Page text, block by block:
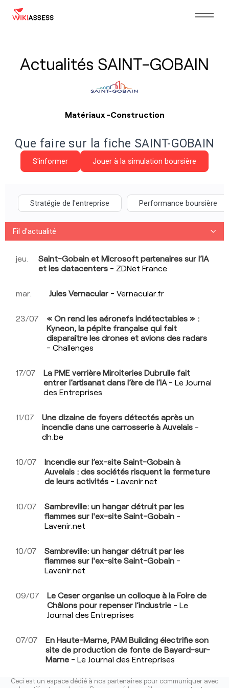
Actualités SAINT-GOBAIN
Matériaux -Construction
Que faire sur la fiche SAINT-GOBAIN
S'informer Jouer à la simulation boursière
Stratégie de l'entreprise Performance boursière
Performance boursière
Évaluation de l'entreprise
Fil d'actualité
Consulter les avis
Consulter les articles
jeu.
Saint-Gobain et Microsoft partenaires sur l’IA
et les datacenters - ZDNet France
mar. Jules Vernacular - Vernacular.fr
23/07
« On rend les aéronefs indétectables » :
Kyneon, la pépite française qui fait
disparaître les drones et avions des radars
- Challenges
17/07
La PME verrière Miroiteries Dubrulle fait
entrer l’artisanat dans l’ère de l’IA- Le Journal
des Entreprises
11/07
Une dizaine de foyers détectés après un
incendie dans une carrosserie à Auvelais -
dh.be
10/07
Incendie sur l’ex-site Saint-Gobain à
Auvelais : des sociétés risquent la fermeture
de leurs activités - Lavenir.net
10/07
Sambreville: un hangar détruit par les
flammes sur l'ex-site Saint-Gobain -
Lavenir.net
10/07
Sambreville: un hangar détruit par les
flammes sur l'ex-site Saint-Gobain -
Lavenir.net
09/07
Le Ceser organise un colloque à la Foire de
Châlons pour repenser l’industrie - Le
Journal des Entreprises
07/07
En Haute-Marne, PAM Building électrifie son
site de production de fonte de Bayard-sur-
Marne - Le Journal des Entreprises
Ceci est un espace dédié à nos partenaires pour communiquer avec